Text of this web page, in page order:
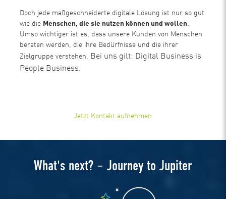
Doch jede maßgeschneiderte digitale Lösung ist nur so gut
wie die Menschen, die sie nutzen können und wollen.
Umso wichtiger ist es, dass unsere Kunden von Menschen
beraten werden, die ihre Bedürfnisse und die ihrer
Zielgruppe verstehen. Bei uns gilt: Digital Business is
People Business.
Jetzt Kontakt aufnehmen
What's next? – Journey to Jupiter